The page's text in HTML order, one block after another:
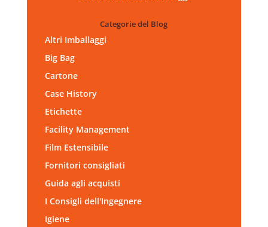
Categorie del Blog
Altri Imballaggi
Big Bag
Cartone
Case History
Etichette
Facility Management
Film Estensibile
Fornitori consigliati
Guida agli acquisti
I Consigli dell'Ingegnere
Igiene